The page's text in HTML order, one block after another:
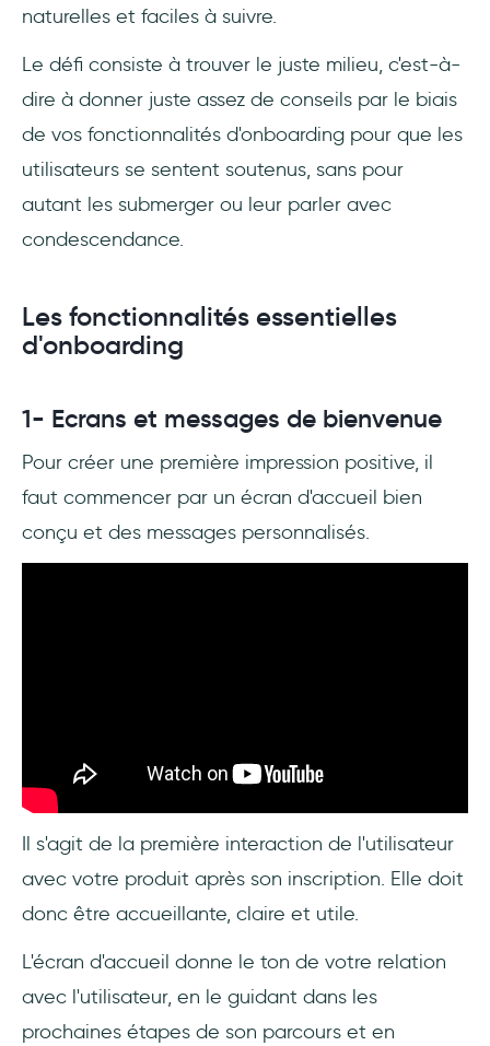
naturelles et faciles à suivre.
Le défi consiste à trouver le juste milieu, c'est-à-
dire à donner juste assez de conseils par le biais
de vos fonctionnalités d'onboarding pour que les
utilisateurs se sentent soutenus, sans pour
autant les submerger ou leur parler avec
condescendance.
Les fonctionnalités essentielles
d'onboarding
1- Ecrans et messages de bienvenue
Pour créer une première impression positive, il
faut commencer par un écran d'accueil bien
conçu et des messages personnalisés.
Il s'agit de la première interaction de l'utilisateur
avec votre produit après son inscription. Elle doit
donc être accueillante, claire et utile.
L'écran d'accueil donne le ton de votre relation
avec l'utilisateur, en le guidant dans les
prochaines étapes de son parcours et en